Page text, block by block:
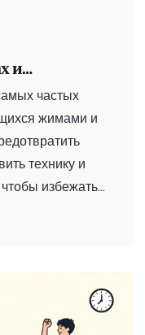
и
частых
жимами и
технику и
избежать